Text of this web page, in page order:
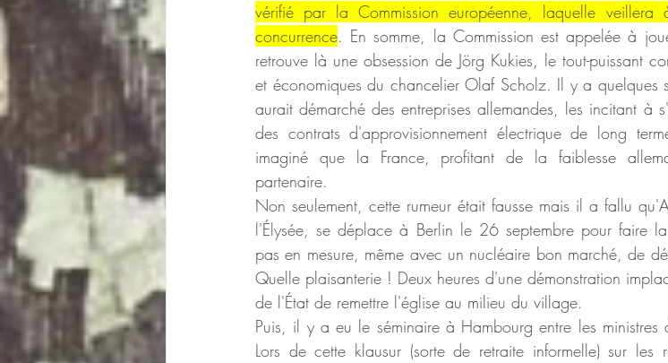
vérifié par la Commission européenne, laquelle veillera
concurrence. En somme, la Commission est appelée à
retrouve là une obsession de Jörg Kukies, le tout-puissant
et économiques du chancelier Olaf Scholz. Il y a quelques
aurait démarché des entreprises allemandes, les incitant à
des contrats d'approvisionnement électrique de long
imaginé que la France, profitant de la faiblesse
partenaire.
Non seulement, cette rumeur était fausse mais il a fallu
l'Élysée, se déplace à Berlin le 26 septembre pour faire
pas en mesure, même avec un nucléaire bon marché, de
Quelle plaisanterie ! Deux heures d'une démonstration
de l'État de remettre l'église au milieu du village.
Puis, il y a eu le séminaire à Hambourg entre les
Lors de cette klausur (sorte de retraite informelle) sur les